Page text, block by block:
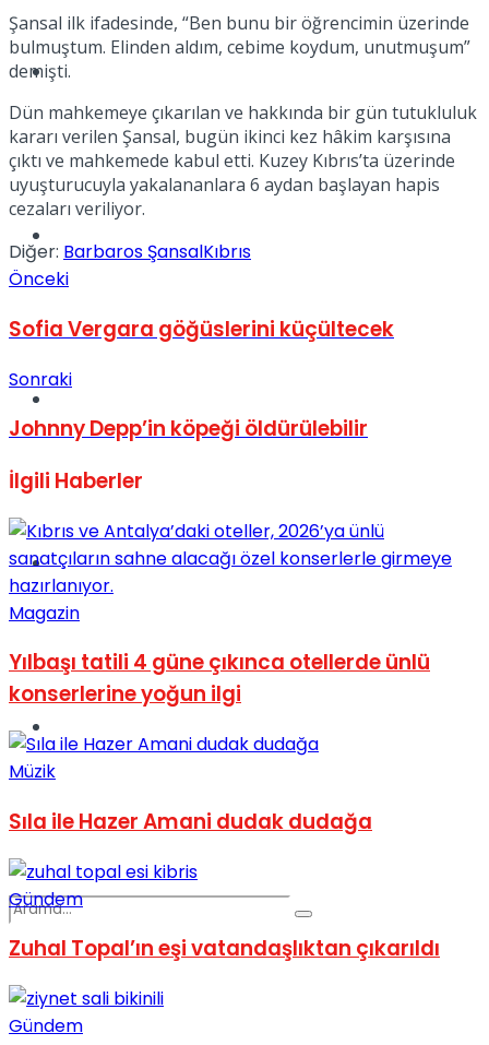
Müzik
Spor
View All Result
Şansal ilk ifadesinde, “Ben bunu bir öğrencimin üzerinde
bulmuştum. Elinden aldım, cebime koydum, unutmuşum”
demişti.
Dün mahkemeye çıkarılan ve hakkında bir gün tutukluluk
kararı verilen Şansal, bugün ikinci kez hâkim karşısına
çıktı ve mahkemede kabul etti. Kuzey Kıbrıs’ta üzerinde
uyuşturucuyla yakalananlara 6 aydan başlayan hapis
cezaları veriliyor.
Diğer: Barbaros ŞansalKıbrıs
Önceki
Sofia Vergara göğüslerini küçültecek
Sonraki
Johnny Depp’in köpeği öldürülebilir
İlgili Haberler
Magazin
Yılbaşı tatili 4 güne çıkınca otellerde ünlü
konserlerine yoğun ilgi
Müzik
Sıla ile Hazer Amani dudak dudağa
Gündem
Zuhal Topal’ın eşi vatandaşlıktan çıkarıldı
Gündem